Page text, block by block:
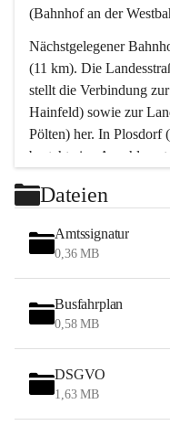
(Bahnhof an der
Nächstgelegener
(11 km). Die
stellt die Verbindung
Hainfeld) sowie zur
Pölten) her. In Plosdorf
besteht eine
Wien erreicht man in
Stössing zählt noch
zum
„ihre Wiener“. Seit
Wochenendhäuser im
waldreichen
Das Wandern ist aus
Tätigkeit. Das hügelige
Wiesen, Wälder und
Dateien
Amtssignatur
0,36 MB
Busfahrplan
0,58 MB
DSGVO
1,63 MB